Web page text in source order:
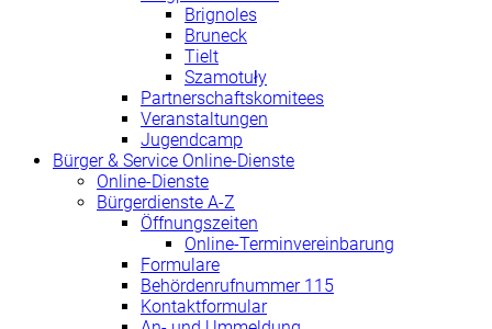
Brignoles
Bruneck
Tielt
Szamotuły
Partnerschaftskomitees
Veranstaltungen
Jugendcamp
Bürger & Service Online-Dienste
Online-Dienste
Bürgerdienste A-Z
Öffnungszeiten
Online-Terminvereinbarung
Formulare
Behördenrufnummer 115
Kontaktformular